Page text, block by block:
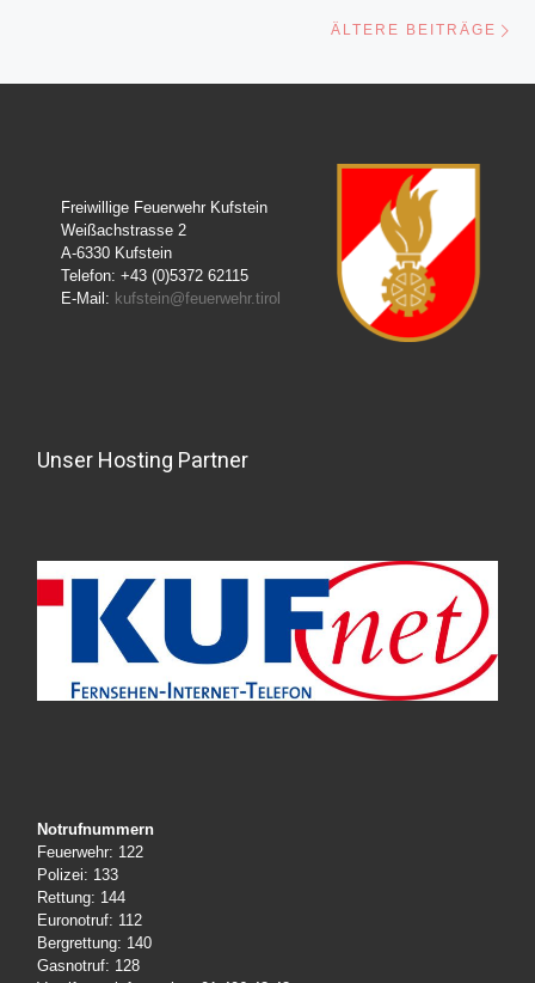
ÄLTERE BEITRÄGE
Freiwillige Feuerwehr Kufstein
Weißachstrasse 2
A-6330 Kufstein
Telefon: +43 (0)5372 62115
E-Mail: kufstein@feuerwehr.tirol
Unser Hosting Partner
Notrufnummern
Feuerwehr: 122
Polizei: 133
Rettung: 144
Euronotruf: 112
Bergrettung: 140
Gasnotruf: 128